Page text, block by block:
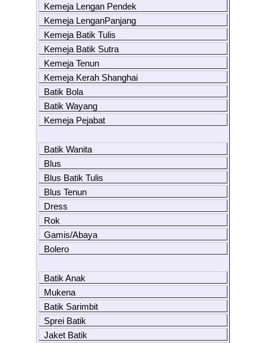
Kemeja Lengan Pendek
Kemeja LenganPanjang
Kemeja Batik Tulis
Kemeja Batik Sutra
Kemeja Tenun
Kemeja Kerah Shanghai
Batik Bola
Batik Wayang
Kemeja Pejabat
Batik Wanita
Blus
Blus Batik Tulis
Blus Tenun
Dress
Rok
Gamis/Abaya
Bolero
Batik Anak
Mukena
Batik Sarimbit
Sprei Batik
Jaket Batik